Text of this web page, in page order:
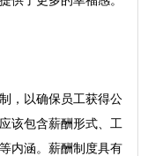
，以确保员工获得公
该包含薪酬形式、工
内涵。薪酬制度具有